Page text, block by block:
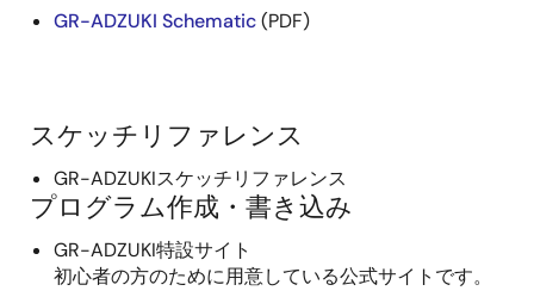
GR-ADZUKI Schematic(PDF)
スケッチリファレンス
GR-ADZUKIスケッチリファレンス
プログラム作成・書き込み
GR-ADZUKI特設サイト
初心者の方のために用意している公式サイトです。